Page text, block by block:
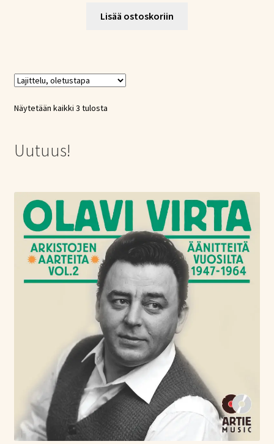
Lisää ostoskoriin
Näytetään kaikki 3 tulosta
Uutuus!